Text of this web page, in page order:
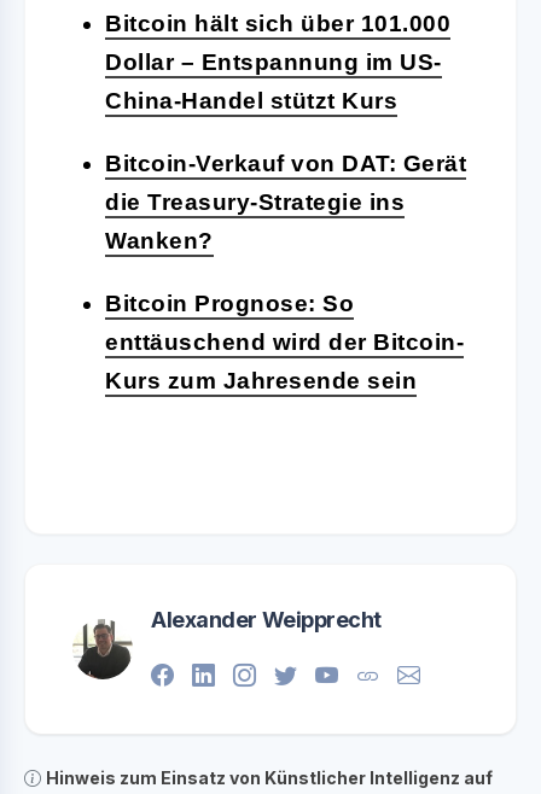
Bitcoin hält sich über 101.000
Dollar – Entspannung im US-
China-Handel stützt Kurs
Bitcoin-Verkauf von DAT: Gerät
die Treasury-Strategie ins
Wanken?
Bitcoin Prognose: So
enttäuschend wird der Bitcoin-
Kurs zum Jahresende sein
Alexander Weipprecht
Hinweis zum Einsatz von Künstlicher Intelligenz auf